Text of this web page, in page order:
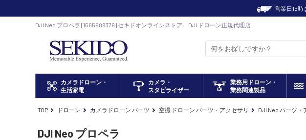
営業日15時
DJI Neo プロペラ [1565988379] セキドオンラインストア DJI ドローン正規代理店
カメラドローン・
生活家電
カメラ・
スタビライザー
業務用ドローン・
業務関連製品
TOP ドローン カメラドローン パーツ 空撮 ドローン パーツ・アクセサリ DJI Neo パーツ・
DJI Neo プロペラ